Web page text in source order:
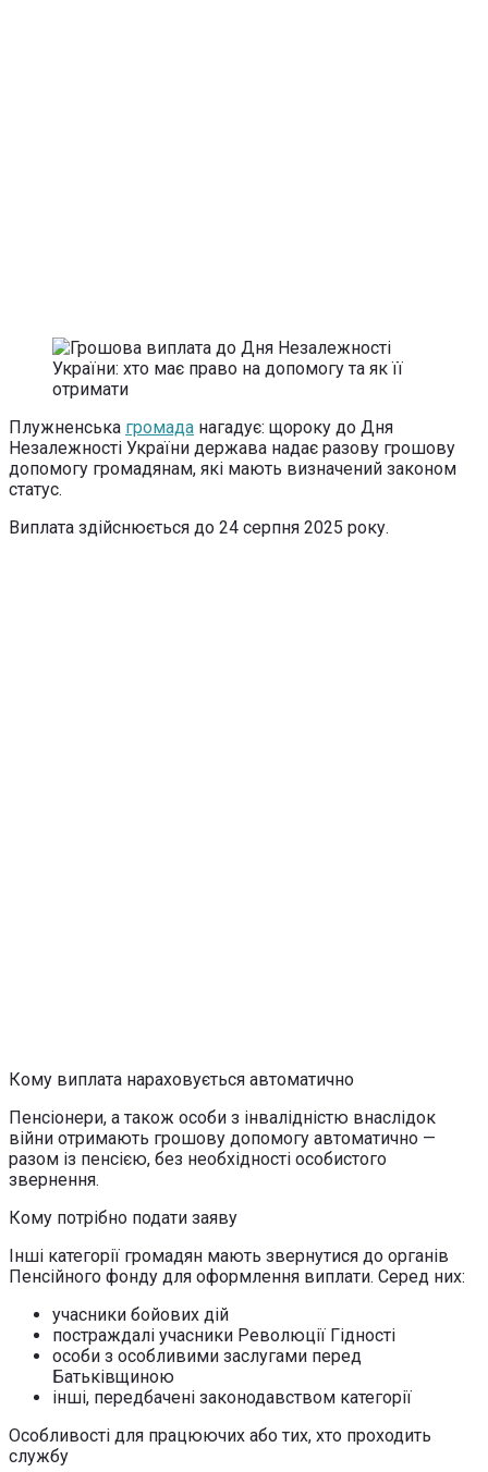
Плужненська громада нагадує: щороку до Дня
Незалежності України держава надає разову грошову
допомогу громадянам, які мають визначений законом
статус.
Виплата здійснюється до 24 серпня 2025 року.
Кому виплата нараховується автоматично
Пенсіонери, а також особи з інвалідністю внаслідок
війни отримають грошову допомогу автоматично —
разом із пенсією, без необхідності особистого
звернення.
Кому потрібно подати заяву
Інші категорії громадян мають звернутися до органів
Пенсійного фонду для оформлення виплати. Серед них:
учасники бойових дій
постраждалі учасники Революції Гідності
особи з особливими заслугами перед
Батьківщиною
інші, передбачені законодавством категорії
Особливості для працюючих або тих, хто проходить
службу